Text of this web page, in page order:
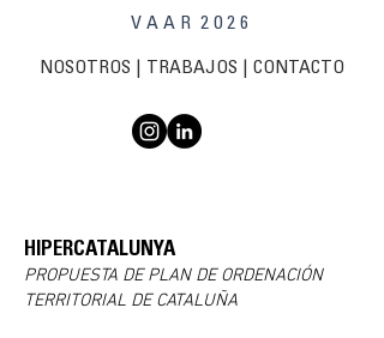
NOSOTROS TRABAJOS | CONTACTO
V A A R 2 0 2 6
HIPERCATALUNYA
PROPUESTA DE PLAN DE ORDENACIÓN
TERRITORIAL DE CATALUÑA